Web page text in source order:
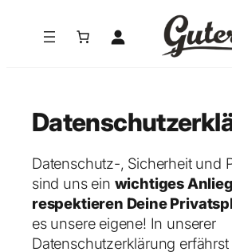
Datenschutz-, Sicherheit und
sind uns ein wichtiges
respektieren Deine
es unsere eigene! In unserer
Datenschutzerklärung